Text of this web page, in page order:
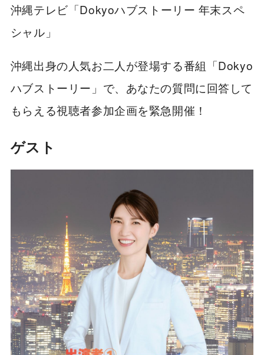
沖縄テレビ「Dokyoハブストーリー 年末スペ
シャル」
沖縄出身の人気お二人が登場する番組「Dokyo
ハブストーリー」で、あなたの質問に回答して
もらえる視聴者参加企画を緊急開催！
ゲスト